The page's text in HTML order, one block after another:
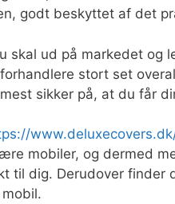
godt beskyttet af det
skal ud på markedet og
stort set
sikker på, at du får
mobiler, og dermed
til dig. Derudover finder